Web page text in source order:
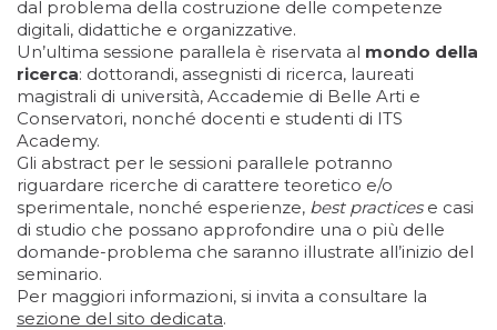
dal problema della costruzione delle competenze
digitali, didattiche e organizzative.
Un’ultima sessione parallela è riservata al mondo della
ricerca: dottorandi, assegnisti di ricerca, laureati
magistrali di università, Accademie di Belle Arti e
Conservatori, nonché docenti e studenti di ITS
Academy.
Gli abstract per le sessioni parallele potranno
riguardare ricerche di carattere teoretico e/o
sperimentale, nonché esperienze, best practicese casi
di studio che possano approfondire una o più delle
domande-problema che saranno illustrate all’inizio del
seminario.
Per maggiori informazioni, si invita a consultare la
sezione del sito dedicata.